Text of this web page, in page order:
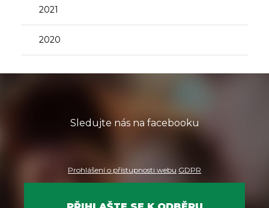
2021
2020
Sledujte nás na facebooku
Prohlášení o přístupnosti webu GDPR